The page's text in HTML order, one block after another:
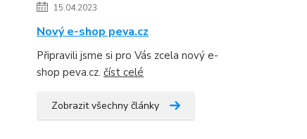
15.04.2023
Nový e-shop peva.cz
Připravili jsme si pro Vás zcela nový e-
shop peva.cz. číst celé
Zobrazit všechny články